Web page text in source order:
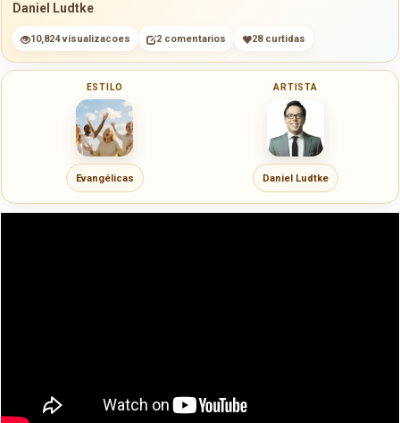
Daniel Ludtke
10,824 visualizacoes 2 comentarios 28 curtidas
ESTILO
Evangélicas
ARTISTA
Daniel Ludtke